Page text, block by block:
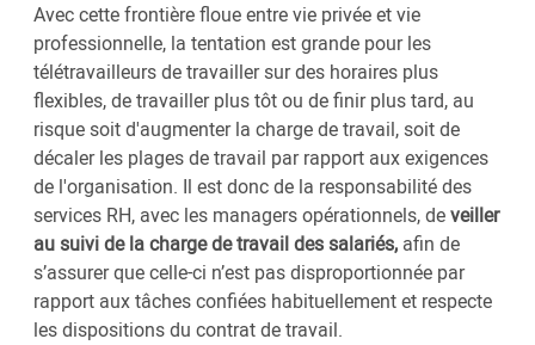
Avec cette frontière floue entre vie privée et vie
professionnelle, la tentation est grande pour les
télétravailleurs de travailler sur des horaires plus
flexibles, de travailler plus tôt ou de finir plus tard, au
risque soit d'augmenter la charge de travail, soit de
décaler les plages de travail par rapport aux exigences
de l'organisation. Il est donc de la responsabilité des
services RH, avec les managers opérationnels, deveiller
au suivi de la charge de travail des salariés, afin de
s’assurer que celle-ci n’est pas disproportionnée par
rapport aux tâches confiées habituellement et respecte
les dispositions du contrat de travail.